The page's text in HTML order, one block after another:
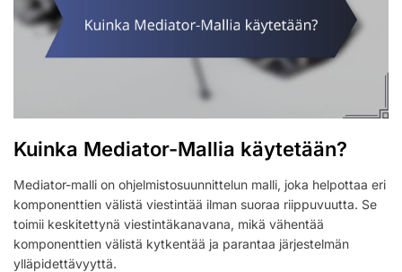
Kuinka Mediator-Mallia käytetään?
Mediator-malli on ohjelmistosuunnittelun malli, joka helpottaa eri
komponenttien välistä viestintää ilman suoraa riippuvuutta. Se
toimii keskitettynä viestintäkanavana, mikä vähentää
komponenttien välistä kytkentää ja parantaa järjestelmän
ylläpidettävyyttä.